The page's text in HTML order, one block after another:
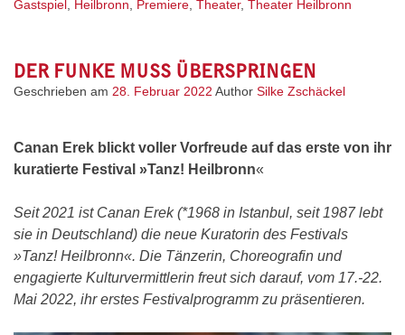
Gastspiel Heilbronn Premiere Theater, Theater Heilbronn
DER FUNKE MUSS ÜBERSPRINGEN
Geschrieben am 28. Februar 2022 Author Silke Zschäckel
Canan Erek blickt voller Vorfreude auf das erste von ihr
kuratierte Festival »Tanz! Heilbronn«
Seit 2021 ist Canan Erek (*1968 in Istanbul, seit 1987 lebt
sie in Deutschland) die neue Kuratorin des Festivals
»Tanz! Heilbronn«. Die Tänzerin, Choreografin und
engagierte Kulturvermittlerin freut sich darauf, vom 17.-22.
Mai 2022, ihr erstes Festivalprogramm zu präsentieren.